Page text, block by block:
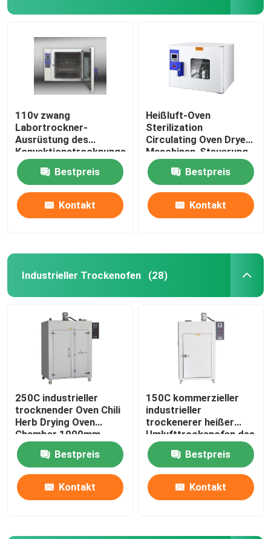
110v zwang
Labortrockner-
Ausrüstung des
Konvektionstrocknungs-
Ofen-60Hz
thermostatische
Bestpreis
Kontakt
Heißluft-Oven
Sterilization
Circulating Oven Dryer-
Maschinen-Steuerung
DHG
Bestpreis
Kontakt
Industrieller Trockenofen (28)
250C industrieller
trocknender Oven Chili
Herb Drying Oven
Chamber 1000mm
Bestpreis
Kontakt
150C kommerzieller
industrieller
trockenerer heißer
Umlufttrockenofen des
Ofen-5kw
Bestpreis
Kontakt